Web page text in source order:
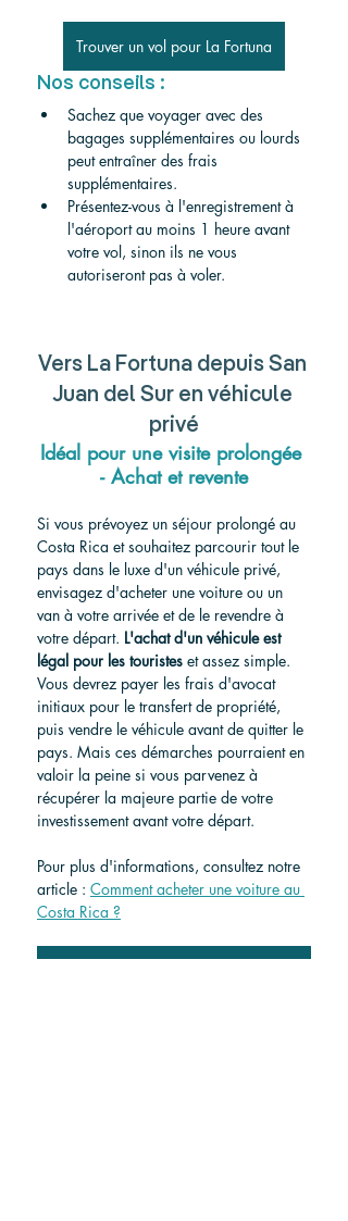
Trouver un vol pour La Fortuna
Nos conseils :
Sachez que voyager avec des
bagages supplémentaires ou lourds
peut entraîner des frais
supplémentaires.
Présentez-vous à l'enregistrement à
l'aéroport au moins 1 heure avant
votre vol, sinon ils ne vous
autoriseront pas à voler.
Vers La Fortuna depuis San
Juan del Sur en véhicule
privé
Idéal pour une visite prolongée
- Achat et revente
Si vous prévoyez un séjour prolongé au
Costa Rica et souhaitez parcourir tout le
pays dans le luxe d'un véhicule privé,
envisagez d'acheter une voiture ou un
van à votre arrivée et de le revendre à
votre départ. L'achat d'un véhicule est
légal pour les touristes et assez simple.
Vous devrez payer les frais d'avocat
initiaux pour le transfert de propriété,
puis vendre le véhicule avant de quitter le
pays. Mais ces démarches pourraient en
valoir la peine si vous parvenez à
récupérer la majeure partie de votre
investissement avant votre départ.
Pour plus d'informations, consultez notre
article : Comment acheter une voiture au
Costa Rica ?